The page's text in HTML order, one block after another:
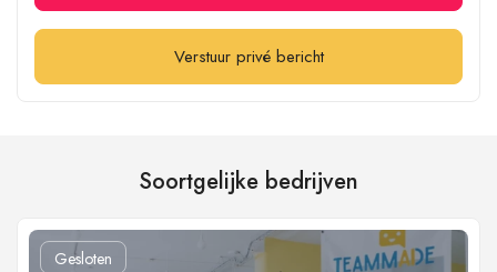
Verstuur privé bericht
Soortgelijke bedrijven
Gesloten